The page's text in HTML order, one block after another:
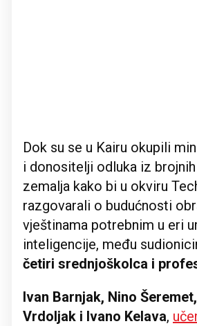
Dok su se u Kairu okupili
i donositelji odluka iz
zemalja kako bi u okviru
razgovarali o budućnosti
vještinama potrebnim u eri
inteligencije, među
četiri srednjoškolca i
Ivan Barnjak, Nino
Vrdoljak i Ivano Kelava,